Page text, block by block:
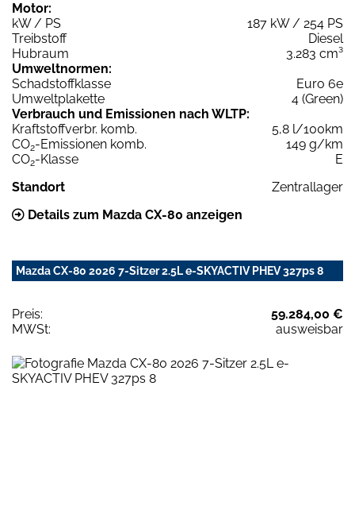
Motor:
kW / PS
187 kW / 254 PS
Treibstoff
Diesel
Hubraum
3.283 cm³
Umweltnormen:
Schadstoffklasse
Euro 6e
Umweltplakette
4 (Green)
Verbrauch und Emissionen nach WLTP:
Kraftstoffverbr. komb.
5,8 l/100km
CO2-Emissionen komb.
149 g/km
CO2-Klasse
E
Standort
Zentrallager
Details zum Mazda CX-80 anzeigen
Mazda CX-80 2026 7-Sitzer 2.5L e-SKYACTIV PHEV 327ps 8
Preis:
59.284,00 €
MWSt:
ausweisbar